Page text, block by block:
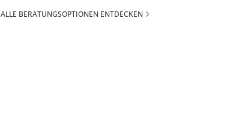
ALLE BERATUNGSOPTIONEN ENTDECKEN